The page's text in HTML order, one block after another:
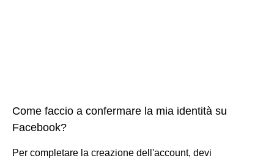
Come faccio a confermare la mia identità su
Facebook?
Per completare la creazione dell'account, devi